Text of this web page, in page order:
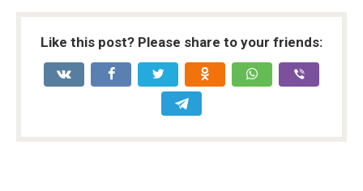
Like this post? Please share to your friends: